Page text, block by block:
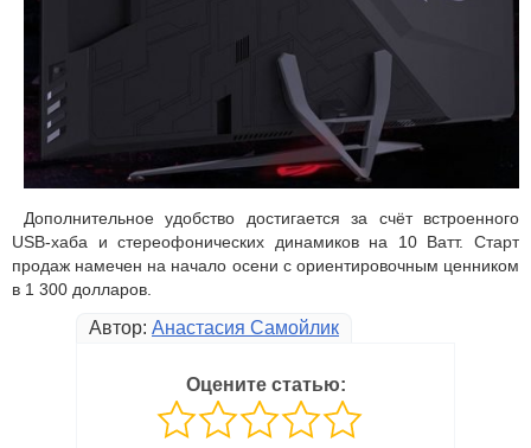
Дополнительное удобство достигается за счёт встроенного
USB-хаба и стереофонических динамиков на 10 Ватт. Старт
продаж намечен на начало осени с ориентировочным ценником
в 1 300 долларов.
Автор: Анастасия Самойлик
Оцените статью: